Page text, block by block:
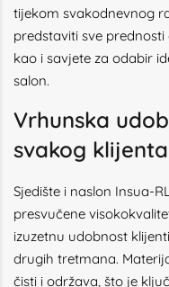
tijekom svakodnevnog
predstaviti sve
kao i savjete za odabir
salon.
Vrhunska
svakog klijenta
Sjedište i naslon Insua-
presvučene
izuzetnu udobnost
drugih tretmana.
čisti i održava, što je